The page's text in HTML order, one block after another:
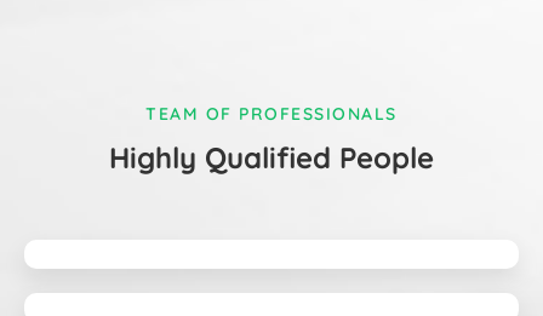
TEAM OF PROFESSIONALS
Highly Qualified People
Jonny Mack